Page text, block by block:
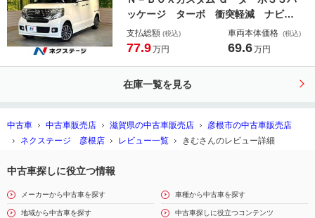
ッケージ ターボ 衝突軽減 ナビ
バックカメラ 両側電動ドア クルー
ズコントロール 革巻きステリング
マートキー アイドリングストップ
支払総額 (税込)
77.9万円
車両本体価格 (税込)
69.6万円
在庫一覧を見る
中古車 中古車販売店 滋賀県の中古車販売店
彦根市の中古車販売店
ネクステージ 彦根店
レビュー一覧 きむさんのレビュー詳細
中古車探しに役立つ情報
メーカーから中古車を探す 車種から中古車を探す
地域から中古車を探す 中古車探しに役立つコンテンツ